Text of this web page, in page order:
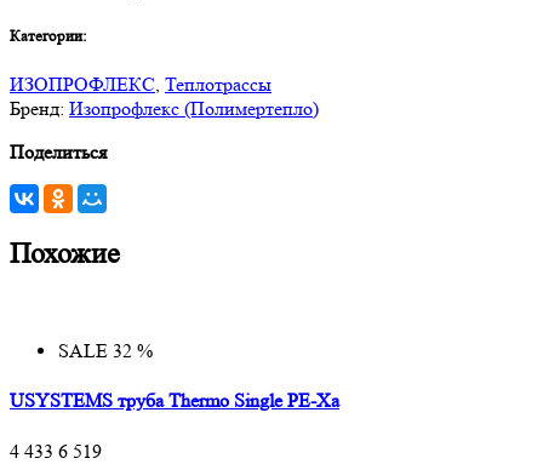
Категории:
ИЗОПРОФЛЕКС, Теплотрассы
Бренд: Изопрофлекс (Полимертепло)
Поделиться
Похожие
SALE 32 %
USYSTEMS труба Thermo Single PE-Xa
4 433 6 519